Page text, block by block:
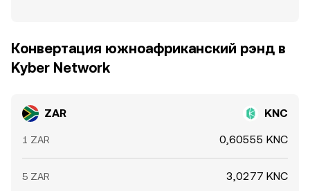
Конвертация южноафриканский рэнд в
Kyber Network
ZAR KNC
1 ZAR 0,60555 KNC
5 ZAR 3,0277 KNC